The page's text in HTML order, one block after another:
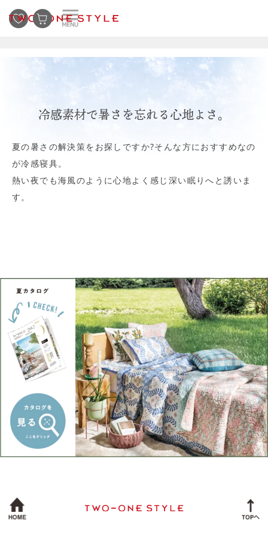
冷感素材で暑さを忘れる心地よさ。
夏の暑さの解決策をお探しですか?そんな方におすすめなの
が冷感寝具。
熱い夜でも海風のように心地よく感じ深い眠りへと誘いま
す。